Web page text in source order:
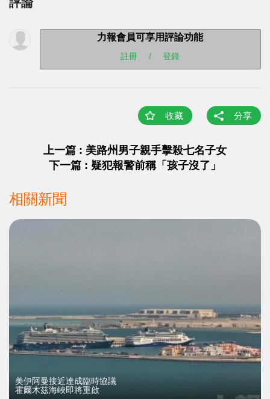
力報會員可享用評論功能
註冊 / 登錄
收藏 分享
上一篇 : 美路州男子親手擊殺七名子女
下一篇 : 疑犯報警前稱「孩子沒了」
相關新聞
美伊阿曼接近達成臨時協議
霍爾木茲海峽即將重啟